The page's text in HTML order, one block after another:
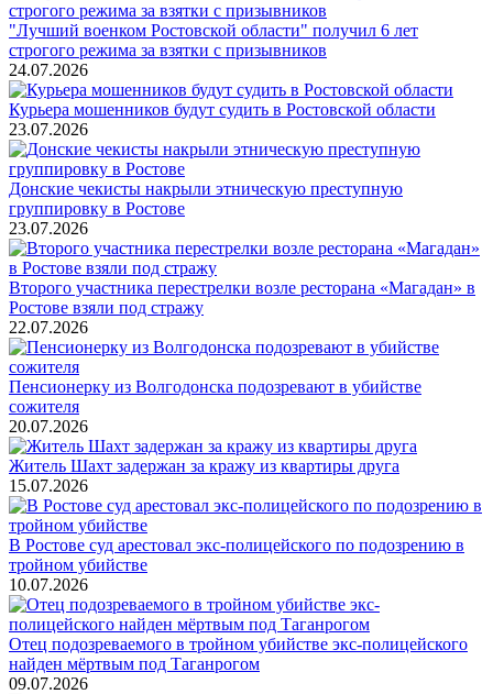
"Лучший военком Ростовской области" получил 6 лет
строгого режима за взятки с призывников
24.07.2026
Курьера мошенников будут судить в Ростовской области
23.07.2026
Донские чекисты накрыли этническую преступную
группировку в Ростове
23.07.2026
Второго участника перестрелки возле ресторана «Магадан» в
Ростове взяли под стражу
22.07.2026
Пенсионерку из Волгодонска подозревают в убийстве
сожителя
20.07.2026
Житель Шахт задержан за кражу из квартиры друга
15.07.2026
В Ростове суд арестовал экс-полицейского по подозрению в
тройном убийстве
10.07.2026
Отец подозреваемого в тройном убийстве экс-полицейского
найден мёртвым под Таганрогом
09.07.2026